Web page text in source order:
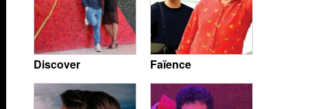
Discover Faïence